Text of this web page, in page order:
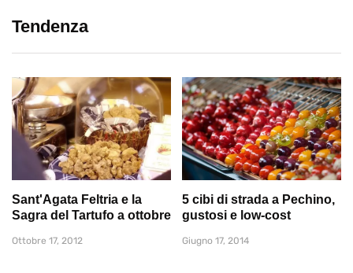
Tendenza
Sant'Agata Feltria e la
Sagra del Tartufo a ottobre
Ottobre 17, 2012
5 cibi di strada a Pechino,
gustosi e low-cost
Giugno 17, 2014